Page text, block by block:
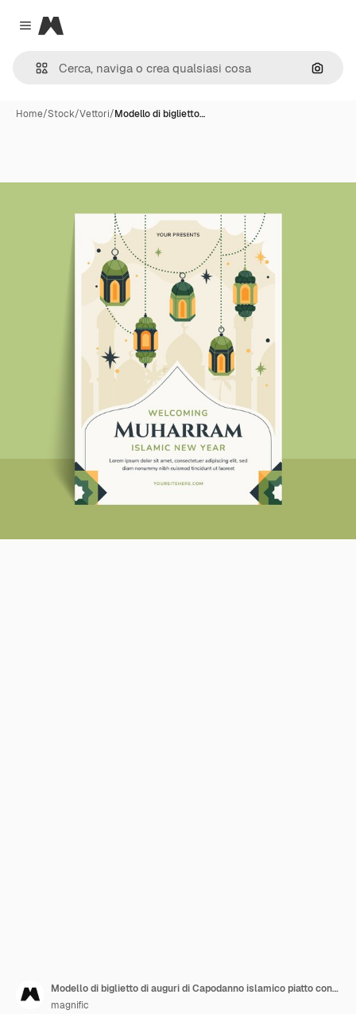
Close menu
Magnific
Cerca
Home/Stock/Vettori/Modello di biglietto…
Modello di biglietto di auguri di Capodanno islamico piatto con lanterne
magnific